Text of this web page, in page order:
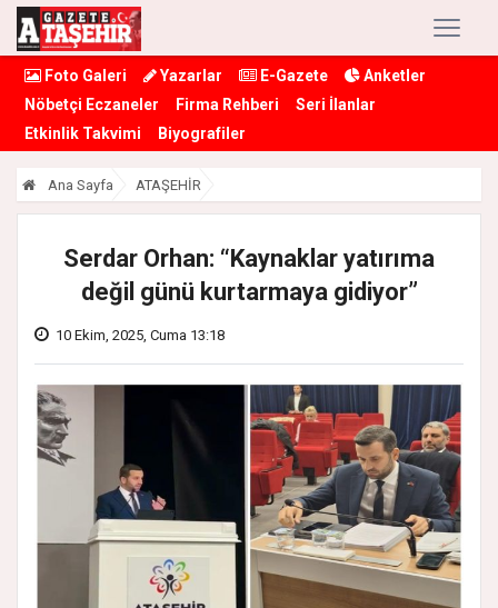
Foto Galeri Yazarlar E-Gazete
Anketler
Nöbetçi Eczaneler
Firma Rehberi
Seri İlanlar
Etkinlik Takvimi
Biyografiler
Ana Sayfa ATAŞEHİR
Serdar Orhan: “Kaynaklar yatırıma
değil günü kurtarmaya gidiyor”
10 Ekim, 2025, Cuma 13:18